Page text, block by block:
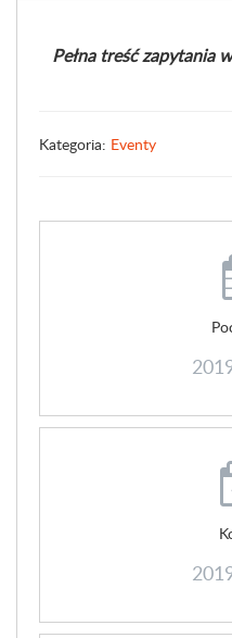
Pełna treść zapytania
Kategoria: Eventy